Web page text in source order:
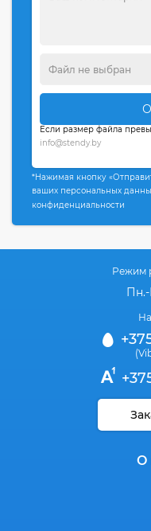
Если размер файла
info@stendy.by
*Нажимая кнопку
ваших персональных
конфиденциальности
Режим
Пн.-
О